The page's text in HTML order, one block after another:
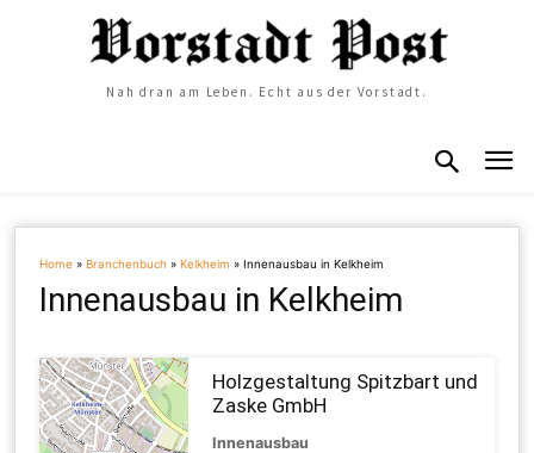
Nah dran am Leben. Echt aus der Vorstadt.
Home »Branchenbuch »Kelkheim »Innenausbau in Kelkheim
Innenausbau in Kelkheim
Holzgestaltung Spitzbart und
Zaske GmbH
Innenausbau